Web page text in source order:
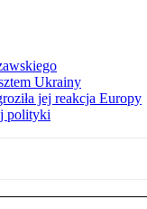
Ukrainy
jej reakcja Europy
polityki